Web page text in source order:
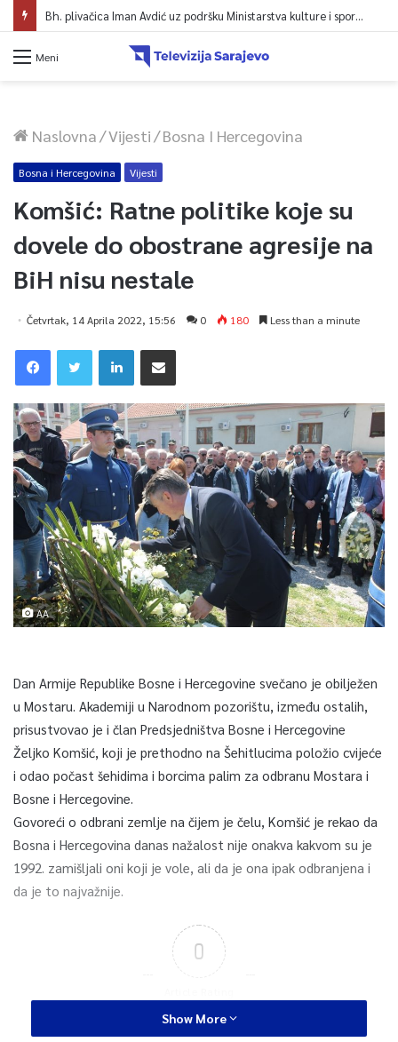
Bh. plivačica Iman Avdić uz podršku Ministarstva kulture i sporta KS kreće na Evropsko prvenstvo i Mediteranske igre
Meni
Naslovna/Vijesti/Bosna I Hercegovina
Bosna i Hercegovina Vijesti
Komšić: Ratne politike koje su
dovele do obostrane agresije na
BiH nisu nestale
Četvrtak, 14 Aprila 2022, 15:56 0 180 Less than a minute
AA
Dan Armije Republike Bosne i Hercegovine svečano je obilježen
u Mostaru. Akademiji u Narodnom pozorištu, između ostalih,
prisustvovao je i član Predsjedništva Bosne i Hercegovine
Željko Komšić, koji je prethodno na Šehitlucima položio cvijeće
i odao počast šehidima i borcima palim za odbranu Mostara i
Bosne i Hercegovine.
Govoreći o odbrani zemlje na čijem je čelu, Komšić je rekao da
Bosna i Hercegovina danas nažalost nije onakva kakvom su je
1992. zamišljali oni koji je vole, ali da je ona ipak odbranjena i
da je to najvažnije.
0
Show More